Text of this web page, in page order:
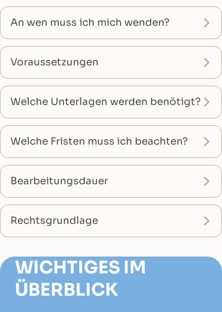
An wen muss ich mich wenden?
Voraussetzungen
Welche Unterlagen werden benötigt?
Welche Fristen muss ich beachten?
Bearbeitungsdauer
Rechtsgrundlage
WICHTIGES IM
ÜBERBLICK